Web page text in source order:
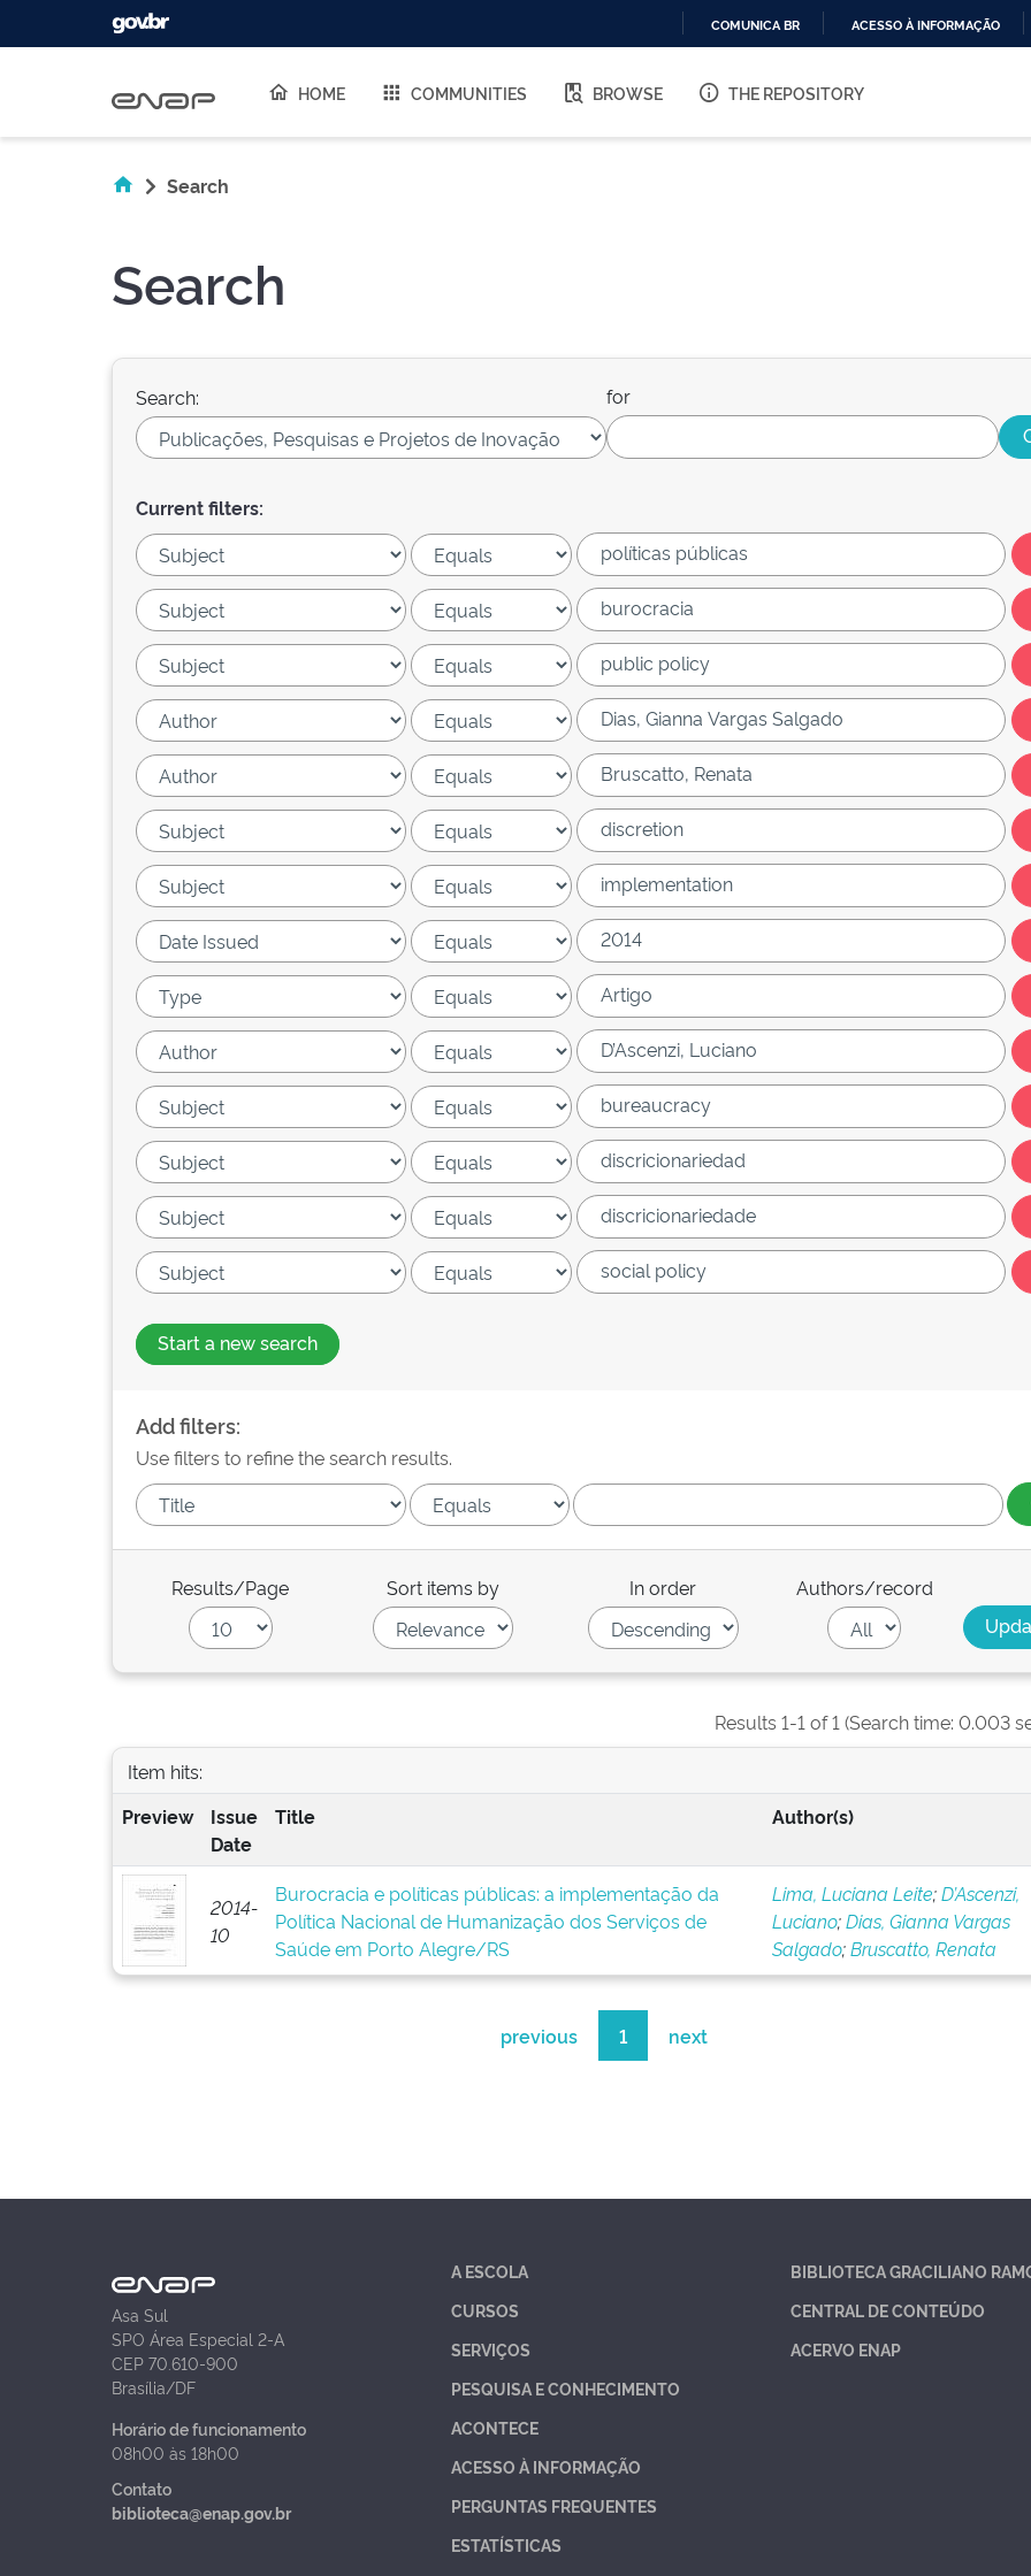
O
COMUNICA BR ACESSO À INFORMAÇÃO
HOME COMMUNITIES BROWSE THE REPOSITORY
Search
Search
Search: for
Current filters:
Start a new search
Add filters:
Use filters to refine the search results.
Results/Page Sort items by In order Authors/record
Results 1-1 of 1 (Search time: 0.003
Item hits:
Preview
Issue
Date
Title Author(s)
2014-
10
Burocracia e políticas públicas: a implementação da
Política Nacional de Humanização dos Serviços de
Saúde em Porto Alegre/RS
Lima, Luciana Leite;D’Ascenzi,
Luciano;Dias, Gianna Vargas
Salgado;Bruscatto, Renata
previous 1 next
Asa Sul
SPO Área Especial 2-A
CEP 70.610-900
Brasília/DF
Horário de funcionamento
08h00 às 18h00
Contato
biblioteca@enap.gov.br
A ESCOLA
CURSOS
SERVIÇOS
PESQUISA E CONHECIMENTO
ACONTECE
ACESSO À INFORMAÇÃO
PERGUNTAS FREQUENTES
ESTATÍSTICAS
BIBLIOTECA GRACILIANO
CENTRAL DE CONTEÚDO
ACERVO ENAP